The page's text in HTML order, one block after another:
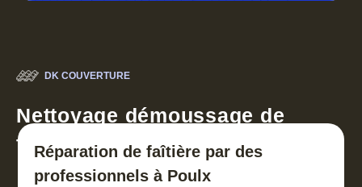
DK COUVERTURE
Nettoyage démoussage de
toiture 30
Réparation de faîtière par des
professionnels à Poulx